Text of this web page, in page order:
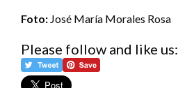
Foto: José María Morales Rosa
Please follow and like us: